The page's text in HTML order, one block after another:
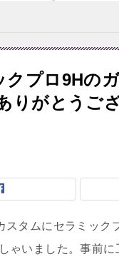
プロ9Hの
りがとうご
タムにセラミック
いました。事前に